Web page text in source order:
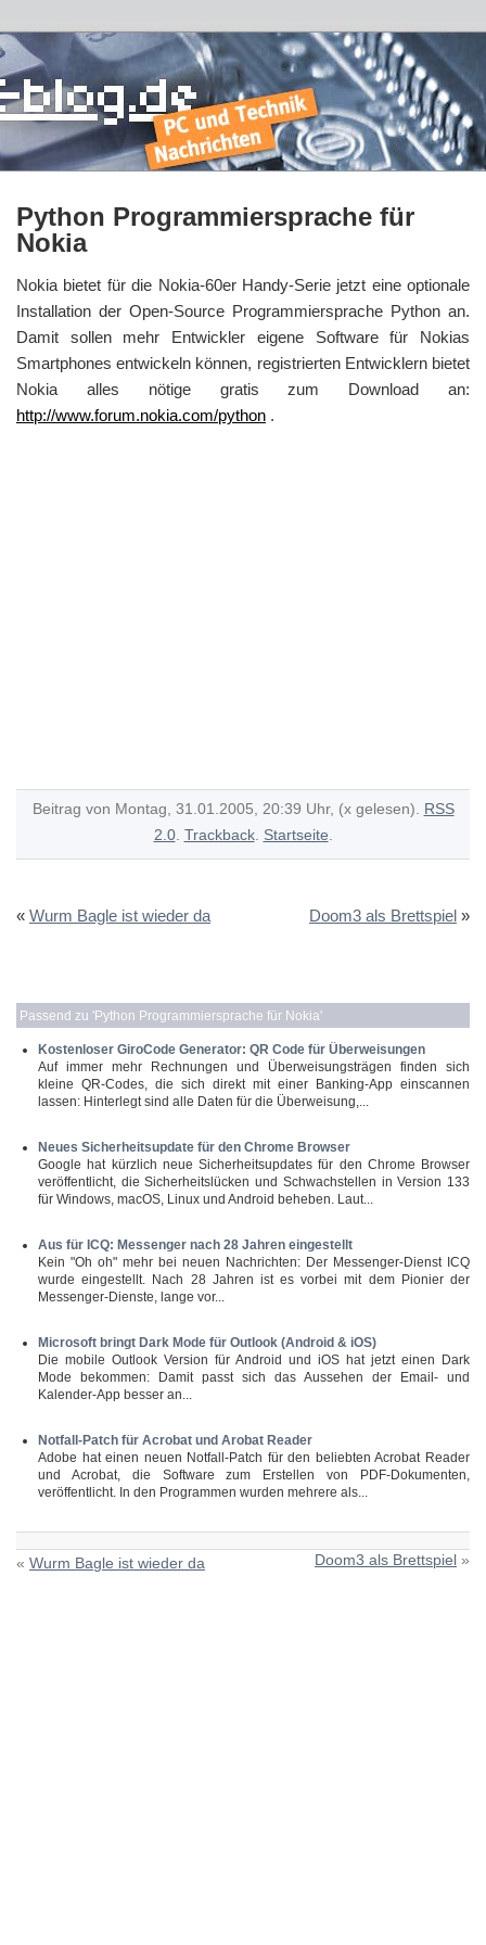
Python Programmiersprache für
Nokia
Nokia bietet für die Nokia-60er Handy-Serie jetzt eine optionale
Installation der Open-Source Programmiersprache Python an.
Damit sollen mehr Entwickler eigene Software für Nokias
Smartphones entwickeln können, registrierten Entwicklern bietet
Nokia alles nötige gratis zum Download an:
http://www.forum.nokia.com/python .
Beitrag von Montag, 31.01.2005, 20:39 Uhr, (x gelesen). RSS
2.0. Trackback. Startseite.
« Wurm Bagle ist wieder da Doom3 als Brettspiel »
Passend zu 'Python Programmiersprache für Nokia'
Kostenloser GiroCode Generator: QR Code für Überweisungen
Auf immer mehr Rechnungen und Überweisungsträgen finden sich
kleine QR-Codes, die sich direkt mit einer Banking-App einscannen
lassen: Hinterlegt sind alle Daten für die Überweisung,...
Neues Sicherheitsupdate für den Chrome Browser
Google hat kürzlich neue Sicherheitsupdates für den Chrome Browser
veröffentlicht, die Sicherheitslücken und Schwachstellen in Version 133
für Windows, macOS, Linux und Android beheben. Laut...
Aus für ICQ: Messenger nach 28 Jahren eingestellt
Kein "Oh oh" mehr bei neuen Nachrichten: Der Messenger-Dienst ICQ
wurde eingestellt. Nach 28 Jahren ist es vorbei mit dem Pionier der
Messenger-Dienste, lange vor...
Microsoft bringt Dark Mode für Outlook (Android & iOS)
Die mobile Outlook Version für Android und iOS hat jetzt einen Dark
Mode bekommen: Damit passt sich das Aussehen der Email- und
Kalender-App besser an...
Notfall-Patch für Acrobat und Arobat Reader
Adobe hat einen neuen Notfall-Patch für den beliebten Acrobat Reader
und Acrobat, die Software zum Erstellen von PDF-Dokumenten,
veröffentlicht. In den Programmen wurden mehrere als...
« Wurm Bagle ist wieder da Doom3 als Brettspiel »